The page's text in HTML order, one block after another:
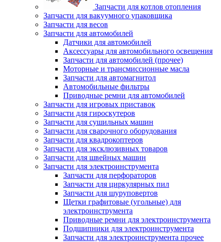
Запчасти для котлов отопления
Запчасти для вакуумного упаковщика
Запчасти для весов
Запчасти для автомобилей
Датчики для автомобилей
Аксессуары для автомобильного освещения
Запчасти для автомобилей (прочее)
Моторные и трансмиссионные масла
Запчасти для автомагнитол
Автомобильные фильтры
Приводные ремни для автомобилей
Запчасти для игровых приставок
Запчасти для гироскутеров
Запчасти для сушильных машин
Запчасти для сварочного оборудования
Запчасти для квадрокоптеров
Запчасти для эксклюзивных товаров
Запчасти для швейных машин
Запчасти для электроинструмента
Запчасти для перфораторов
Запчасти для циркулярных пил
Запчасти для шуруповертов
Щетки графитовые (угольные) для
электроинструмента
Приводные ремни для электроинструмента
Подшипники для электроинструмента
Запчасти для электроинструмента прочее